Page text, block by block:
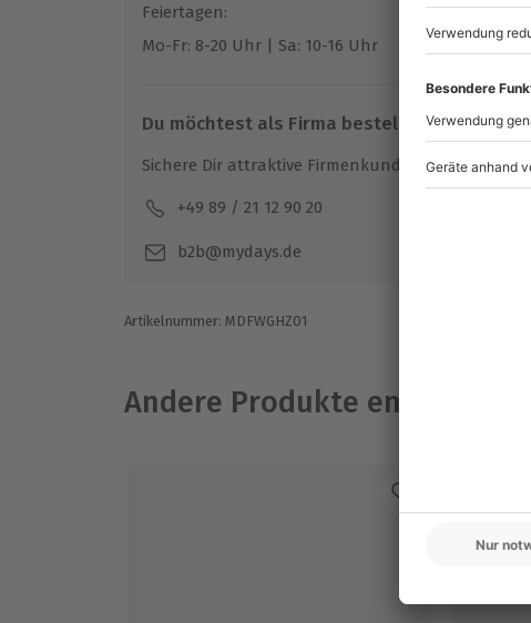
Feiertagen:
Mo-Fr: 8-20 Uhr | Sa: 10-16 Uhr
Du möchtest als Firma bestellen?
Sichere Dir attraktive Firmenkunden Vorteile.
+49 89 / 21 12 90 20
b2b@mydays.de
Artikelnummer: MDFWGHZ01
Andere Produkte entdecken